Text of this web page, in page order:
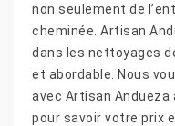
non seulement de
cheminée. Artisan
dans les nettoyages
et abordable. Nous
avec Artisan Andueza
pour savoir votre prix